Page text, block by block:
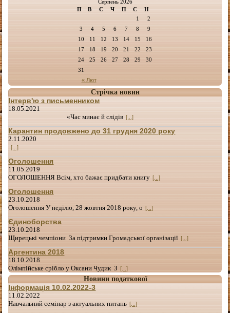
Серпень 2026
П
В С Ч П С Н
« Лют
1
2
3
4 5 6 7 8
9
10
11 12 13 14 15
16
17
18 19 20 21 22
23
24
25 26 27 28 29
30
31
Стрічка новин
Інтерв'ю з письменником
18.05.2021
«Час минає й слідів [...]
Карантин продовжено до 31 грудня 2020 року
2.11.2020
[...]
Оголошення
11.05.2019
ОГОЛОШЕННЯ Всім, хто бажає придбати книгу [...]
Оголошення
23.10.2018
Оголошення У неділю, 28 жовтня 2018 року, о [...]
Єдиноборства
23.10.2018
Щирецькі чемпіони За підтримки Громадської організації [...]
Аргентина 2018
18.10.2018
Олімпійське срібло у Оксани Чудик З [...]
Новини податкової
Інформація 10.02.2022-3
11.02.2022
Навчальний семінар з актуальних питань [...]